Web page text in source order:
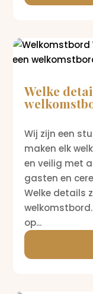
Welke
Wij zijn een
maken elk
en veilig met
gasten en
Welke details
op...